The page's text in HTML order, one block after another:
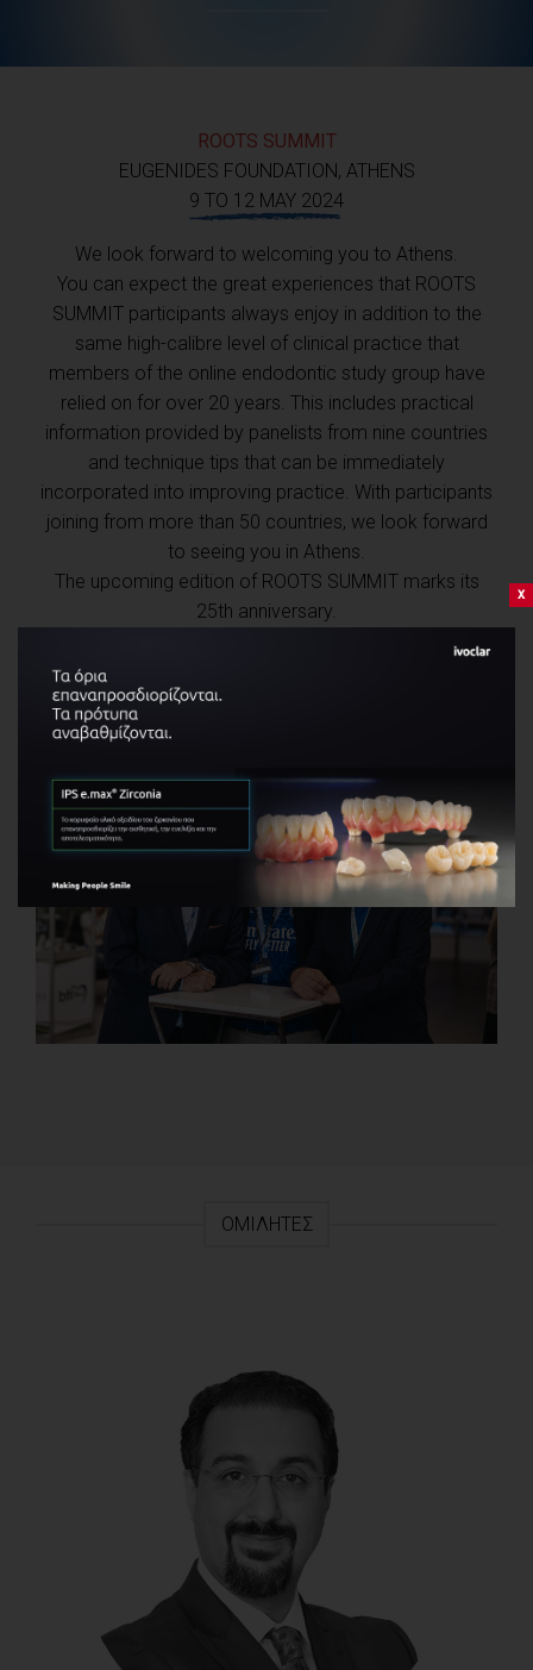
ROOTS SUMMIT
EUGENIDES FOUNDATION, ATHENS
9 TO 12 MAY 2024
We look forward to welcoming you to Athens.
You can expect the great experiences that ROOTS
SUMMIT participants always enjoy in addition to the
same high-calibre level of clinical practice that
members of the online endodontic study group have
relied on for over 20 years. This includes practical
information provided by panelists from nine countries
and technique tips that can be immediately
incorporated into improving practice. With participants
joining from more than 50 countries, we look forward
to seeing you in Athens.
The upcoming edition of ROOTS SUMMIT marks its
25th anniversary.
David, Freddy and Steve
ΟΜΙΛΗΤΈΣ
x